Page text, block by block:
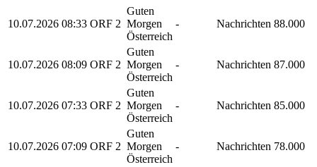
10.07.2026 08:33 ORF 2
Guten
Morgen
Österreich
- Nachrichten 88.000
10.07.2026 08:09 ORF 2
Guten
Morgen
Österreich
- Nachrichten 87.000
10.07.2026 07:33 ORF 2
Guten
Morgen
Österreich
- Nachrichten 85.000
10.07.2026 07:09 ORF 2
Guten
Morgen
Österreich
- Nachrichten 78.000